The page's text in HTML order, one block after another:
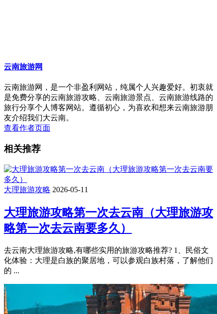
云南旅游网
云南旅游网，是一个非盈利网站，纯属个人兴趣爱好。初衷就
是免费分享的云南旅游攻略、云南旅游景点、云南旅游线路的
旅行分享个人博客网站。遵循初心，为喜欢和想来云南旅游朋
友介绍我们大云南。
查看作者页面
相关推荐
大理旅游攻略 2026-05-11
大理旅游攻略第一次去云南（大理旅游攻
略第一次去云南要多久）
去云南大理旅游攻略,有哪些实用的旅游攻略推荐? 1、民俗文
化体验：大理是白族的聚居地，可以参观白族村落，了解他们
的 ...